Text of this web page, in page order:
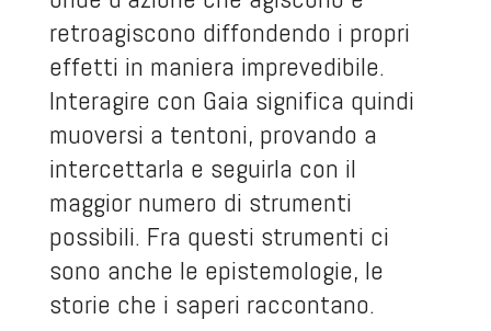
retroagiscono diffondendo i propri
effetti in maniera imprevedibile.
Interagire con Gaia significa quindi
muoversi a tentoni, provando a
intercettarla e seguirla con il
maggior numero di strumenti
possibili. Fra questi strumenti ci
sono anche le epistemologie, le
storie che i saperi raccontano.